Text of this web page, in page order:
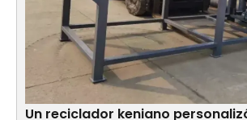
Un reciclador keniano